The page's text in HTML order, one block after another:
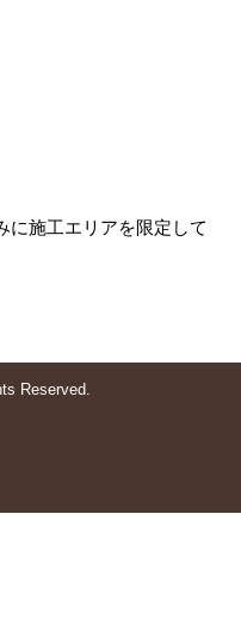
に施工エリアを限定して
Reserved.